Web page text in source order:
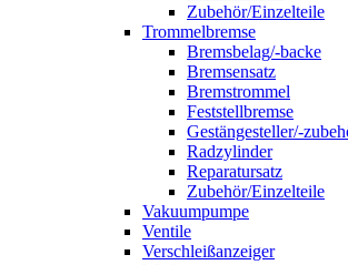
Zubehör/Einzelteile
Trommelbremse
Bremsbelag/-backe
Bremsensatz
Bremstrommel
Feststellbremse
Gestängesteller/-
Radzylinder
Reparatursatz
Zubehör/Einzelteile
Vakuumpumpe
Ventile
Verschleißanzeiger